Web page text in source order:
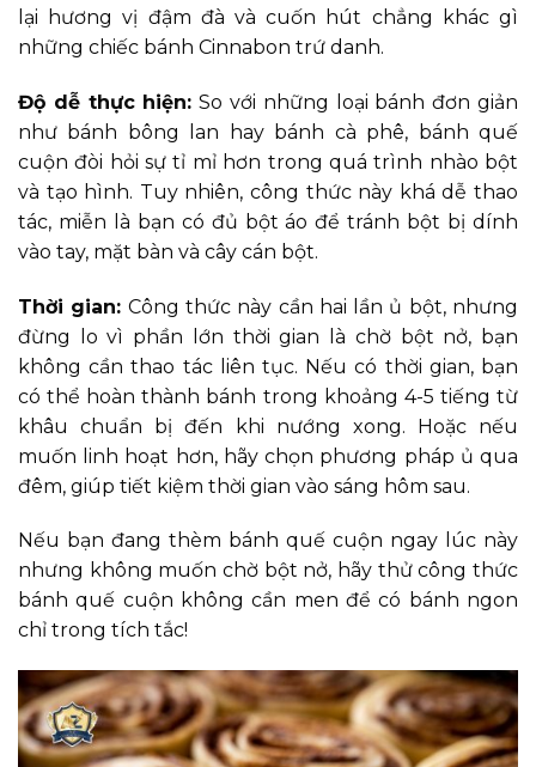
lại hương vị đậm đà và cuốn hút chẳng khác gì
những chiếc bánh Cinnabon trứ danh.
Độ dễ thực hiện: So với những loại bánh đơn giản
như bánh bông lan hay bánh cà phê, bánh quế
cuộn đòi hỏi sự tỉ mỉ hơn trong quá trình nhào bột
và tạo hình. Tuy nhiên, công thức này khá dễ thao
tác, miễn là bạn có đủ bột áo để tránh bột bị dính
vào tay, mặt bàn và cây cán bột.
Thời gian: Công thức này cần hai lần ủ bột, nhưng
đừng lo vì phần lớn thời gian là chờ bột nở, bạn
không cần thao tác liên tục. Nếu có thời gian, bạn
có thể hoàn thành bánh trong khoảng 4-5 tiếng từ
khâu chuẩn bị đến khi nướng xong. Hoặc nếu
muốn linh hoạt hơn, hãy chọn phương pháp ủ qua
đêm, giúp tiết kiệm thời gian vào sáng hôm sau.
Nếu bạn đang thèm bánh quế cuộn ngay lúc này
nhưng không muốn chờ bột nở, hãy thử công thức
bánh quế cuộn không cần men để có bánh ngon
chỉ trong tích tắc!